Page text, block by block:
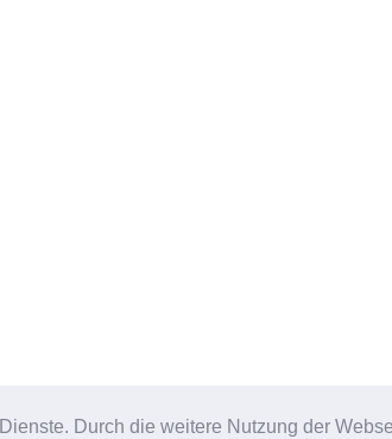
Durch die weitere Nutzung der